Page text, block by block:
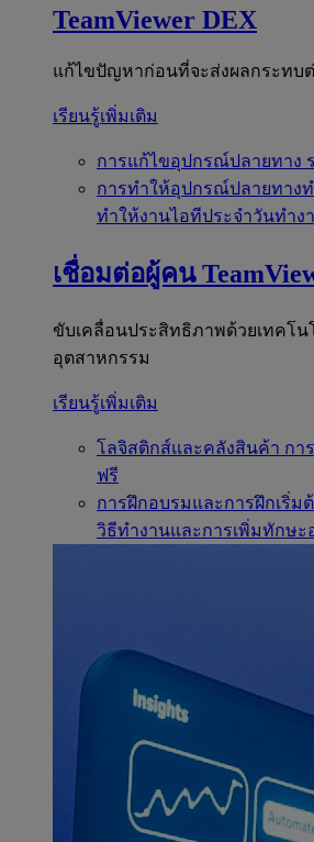
TeamViewer DEX
แก้ไขปัญหาก่อนที่จะส่งผลกระทบ
เรียนรู้เพิ่มเติม
การแก้ไขอุปกรณ์ปลายทาง
การทำให้อุปกรณ์ปลายทาง
ทำให้งานไอทีประจำวันทำง
เชื่อมต่อผู้คน
ขับเคลื่อนประสิทธิภาพด้วยเทคโน
อุตสาหกรรม
เรียนรู้เพิ่มเติม
โลจิสติกส์และคลังสินค้า กา
ฟรี
การฝึกอบรมและการฝึกเริ่ม
วิธีทำงานและการเพิ่มทักษะ